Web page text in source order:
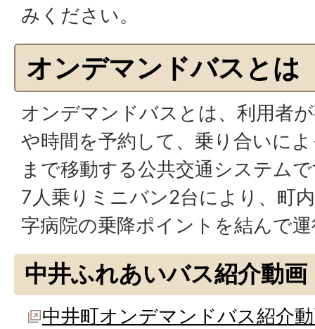
みください。
オンデマンドバスとは
オンデマンドバスとは、利用者
や時間を予約して、乗り合いに
まで移動する公共交通システム
7人乗りミニバン2台により、町
字病院の乗降ポイントを結んで
中井ふれあいバス紹介動画
中井町オンデマンドバス紹介